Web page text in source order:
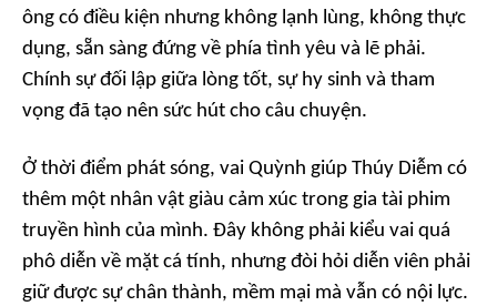
ông có điều kiện nhưng không lạnh lùng, không thực
dụng, sẵn sàng đứng về phía tình yêu và lẽ phải.
Chính sự đối lập giữa lòng tốt, sự hy sinh và tham
vọng đã tạo nên sức hút cho câu chuyện.
Ở thời điểm phát sóng, vai Quỳnh giúp Thúy Diễm có
thêm một nhân vật giàu cảm xúc trong gia tài phim
truyền hình của mình. Đây không phải kiểu vai quá
phô diễn về mặt cá tính, nhưng đòi hỏi diễn viên phải
giữ được sự chân thành, mềm mại mà vẫn có nội lực.